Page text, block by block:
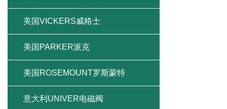
美国VICKERS威格士
美国PARKER派克
美国ROSEMOUNT罗斯蒙特
意大利UNIVER电磁阀